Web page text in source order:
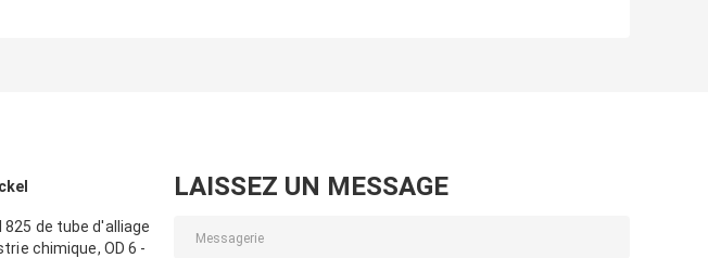
de tube d'alliage
chimique, OD 6 -
LAISSEZ UN MESSAGE